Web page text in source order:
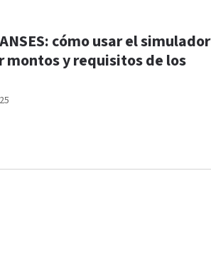
cómo usar el simulador
montos y requisitos de los